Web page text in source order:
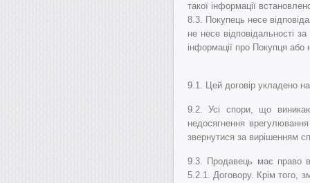
такої інформації
8.3. Покупець несе
не несе відповідальності
інформації про Покупця або
9.1. Цей договір укладено на
9.2. Усі спори, що
недосягнення
звернутися за вирішенням
9.3. Продавець має право
5.2.1. Договору. Крім того,